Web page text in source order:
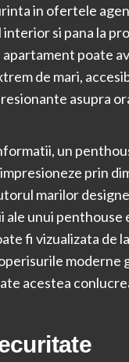
in ofertele
si pana la
poate
de mari,
asupra
un
prin
marilor
unui penthouse
fi vizualizata de
moderne
acestea